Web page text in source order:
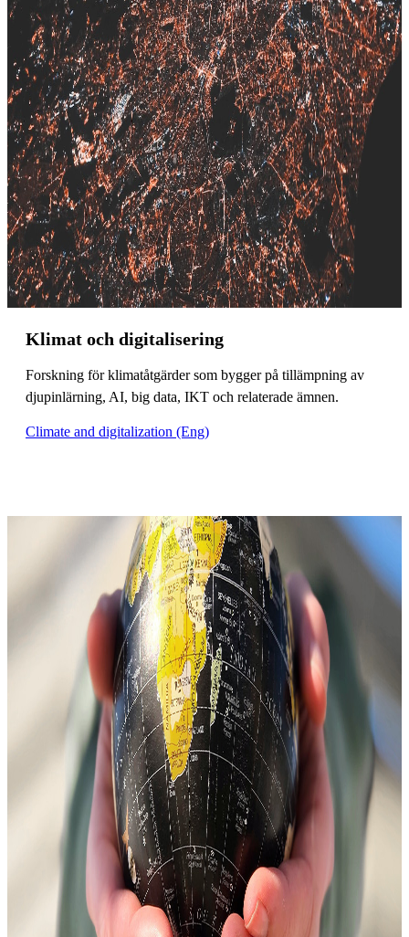
Klimat och digitalisering
Forskning för klimatåtgärder som bygger på tillämpning av
djupinlärning, AI, big data, IKT och relaterade ämnen.
Climate and digitalization (Eng)